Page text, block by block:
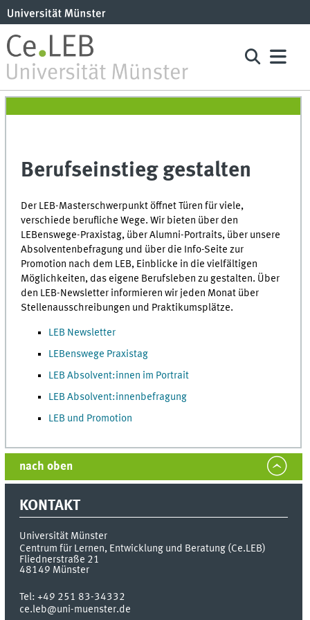
Berufseinstieg gestalten
Der LEB-Masterschwerpunkt öffnet Türen für viele,
verschiede berufliche Wege. Wir bieten über den
LEBenswege-Praxistag, über Alumni-Portraits, über unsere
Absolventenbefragung und über die Info-Seite zur
Promotion nach dem LEB, Einblicke in die vielfältigen
Möglichkeiten, das eigene Berufsleben zu gestalten. Über
den LEB-Newsletter informieren wir jeden Monat über
Stellenausschreibungen und Praktikumsplätze.
LEB Newsletter
LEBenswege Praxistag
LEB Absolvent:innen im Portrait
LEB Absolvent:innenbefragung
LEB und Promotion
nach oben
KONTAKT
Universität Münster
Centrum für Lernen, Entwicklung und Beratung (Ce.LEB)
Fliednerstraße 21
48149 Münster
Tel:+49 251 83-34332
ce.leb@uni-muenster.de